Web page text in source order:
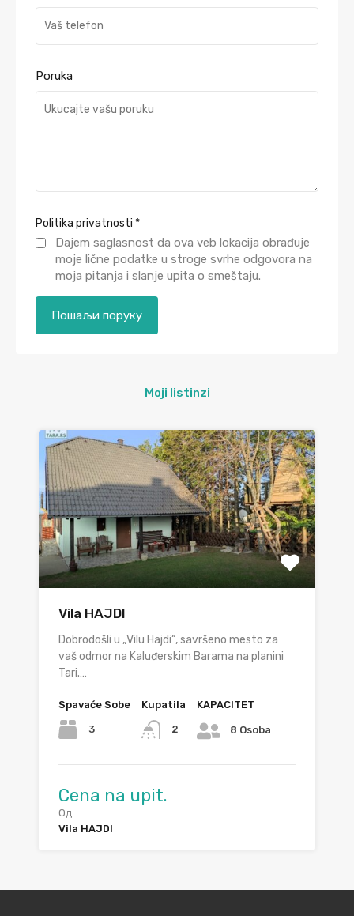
Poruka
Politika privatnosti *
Dajem saglasnost da ova veb lokacija obrađuje
moje lične podatke u stroge svrhe odgovora na
moja pitanja i slanje upita o smeštaju.
Moji listinzi
Vila HAJDI
Dobrodošli u „Vilu Hajdi“, savršeno mesto za
vaš odmor na Kaluđerskim Barama na planini
Tari.…
Spavaće Sobe
3
Kupatila
2
KAPACITET
8 Osoba
Cena na upit.
Од
Vila HAJDI